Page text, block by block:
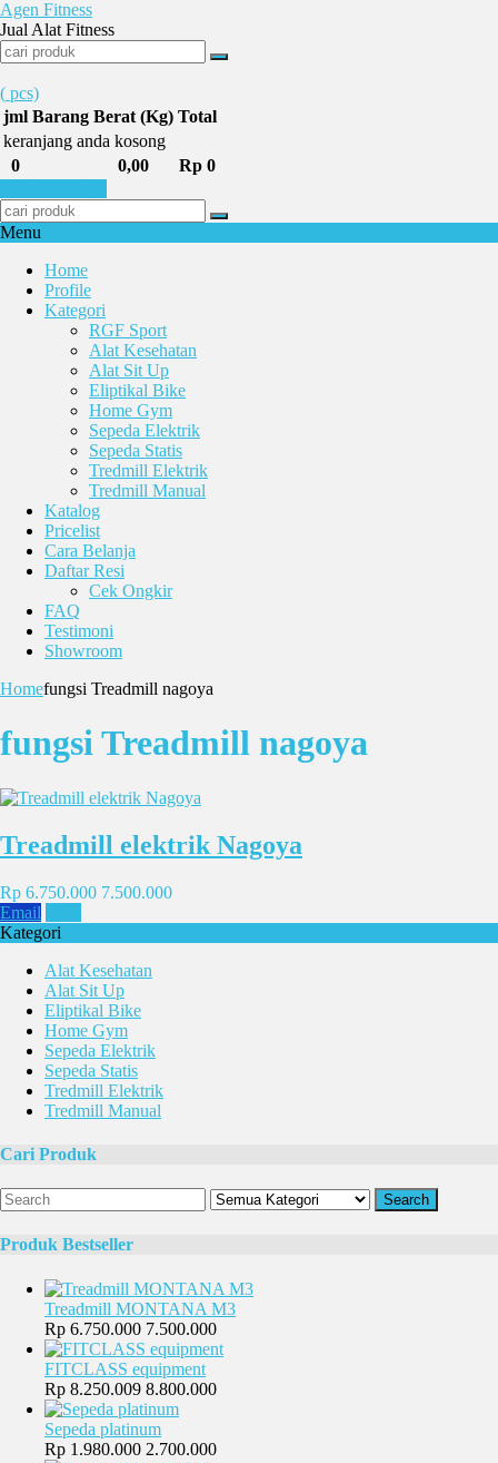
Agen Fitness
Jual Alat Fitness
( pcs)
jml Barang Berat (Kg) Total
keranjang anda kosong
0
0,00
Rp 0
Menu
Home
Profile
Kategori
RGF Sport
Alat Kesehatan
Alat Sit Up
Eliptikal Bike
Home Gym
Sepeda Elektrik
Sepeda Statis
Tredmill Elektrik
Tredmill Manual
Katalog
Pricelist
Cara Belanja
Daftar Resi
Cek Ongkir
FAQ
Testimoni
Showroom
Homefungsi Treadmill nagoya
fungsi Treadmill nagoya
Treadmill elektrik Nagoya
Rp 6.750.000 7.500.000
Email
Kategori
Alat Kesehatan
Alat Sit Up
Eliptikal Bike
Home Gym
Sepeda Elektrik
Sepeda Statis
Tredmill Elektrik
Tredmill Manual
Cari Produk
Search
Produk Bestseller
Treadmill MONTANA M3
Rp 6.750.000 7.500.000
FITCLASS equipment
Rp 8.250.009 8.800.000
Sepeda platinum
Rp 1.980.000 2.700.000